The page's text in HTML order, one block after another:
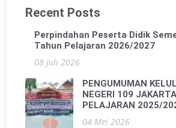
Recent Posts
Perpindahan Peserta Didik
Tahun Pelajaran 2026/2027
08 Juli 2026
PENGUMUMAN
NEGERI 109
PELAJARAN 2025/
04 Mei 2026